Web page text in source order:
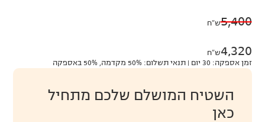
5,400ש״ח
4,320ש״ח
זמן אספקה: 30 יום | תנאי תשלום: 50% מקדמה, 50% באספקה
השטיח המושלם שלכם מתחיל
כאן